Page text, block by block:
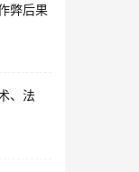
弊后果
、法